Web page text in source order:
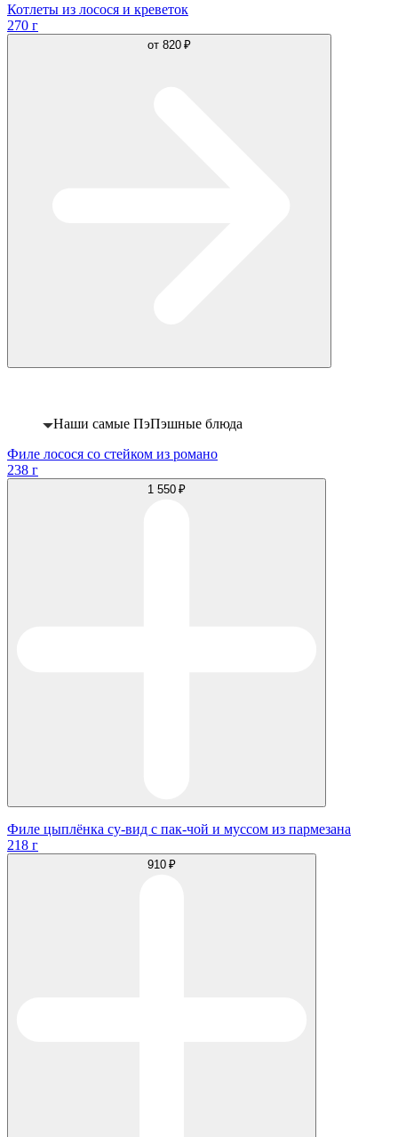
Котлеты из лосося и креветок
270 г
от 820 ₽
Наши самые ПэПэшные блюда
Филе лосося со стейком из романо
238 г
1 550 ₽
Филе цыплёнка су-вид с пак-чой и муссом из пармезана
218 г
910 ₽